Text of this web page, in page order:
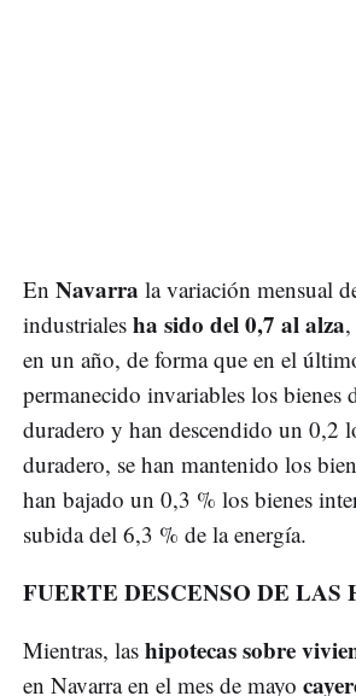
En Navarra la variación mensual
industriales ha sido del 0,7 al alza
en un año, de forma que en el
permanecido invariables los bienes
duradero y han descendido un 0,2
duradero, se han mantenido los
han bajado un 0,3 % los bienes
subida del 6,3 % de la energía.
FUERTE DESCENSO DE LAS
Mientras, las hipotecas sobre
en Navarra en el mes de mayo